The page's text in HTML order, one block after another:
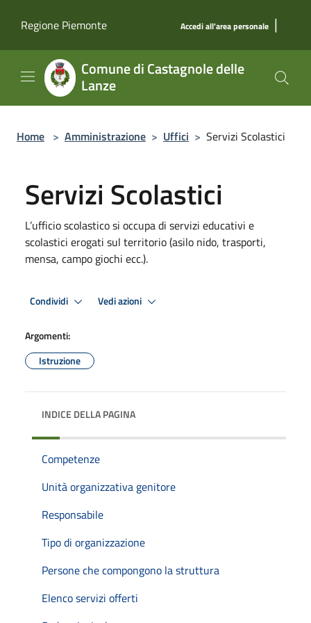
Regione Piemonte
Accedi all'area personale |
Comune di Castagnole delle
Lanze
Home > Amministrazione > Uffici > Servizi Scolastici
Servizi Scolastici
L’ufficio scolastico si occupa di servizi educativi e
scolastici erogati sul territorio (asilo nido, trasporti,
mensa, campo giochi ecc.).
Condividi Vedi azioni
Argomenti:
Istruzione
INDICE DELLA PAGINA
Competenze
Unità organizzativa genitore
Responsabile
Tipo di organizzazione
Persone che compongono la struttura
Elenco servizi offerti